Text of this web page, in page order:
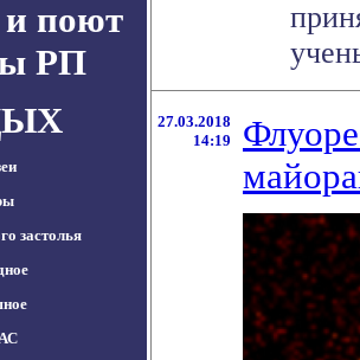
поют
РП
застолья
27.03.2018
14:19